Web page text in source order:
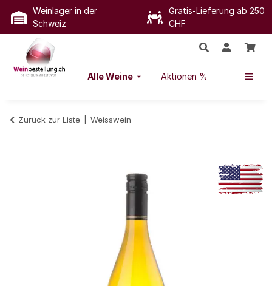
Weinlager in der
Schweiz
Gratis-Lieferung ab 250
CHF
Alle Weine Aktionen %
Zurück zur Liste Weisswein